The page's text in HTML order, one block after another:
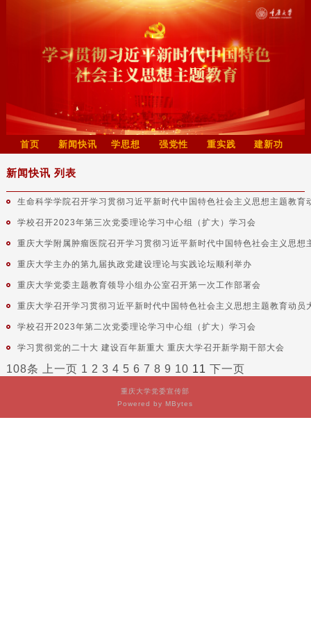
首页 新闻快讯 学思想 强党性 重实践 建新功
新闻快讯 列表
生命科学学院召开学习贯彻习近平新时代中国特色社会主义思想主题教育
学校召开2023年第三次党委理论学习中心组（扩大）学习会
重庆大学附属肿瘤医院召开学习贯彻习近平新时代中国特色社会主义思想
重庆大学主办的第九届执政党建设理论与实践论坛顺利举办
重庆大学党委主题教育领导小组办公室召开第一次工作部署会
重庆大学召开学习贯彻习近平新时代中国特色社会主义思想主题教育动员
学校召开2023年第二次党委理论学习中心组（扩大）学习会
学习贯彻党的二十大 建设百年新重大 重庆大学召开新学期干部大会
108条 上一页 1 2 3 4 5 6 7 8 9 10 11 下一页
重庆大学党委宣传部
Powered by MBytes